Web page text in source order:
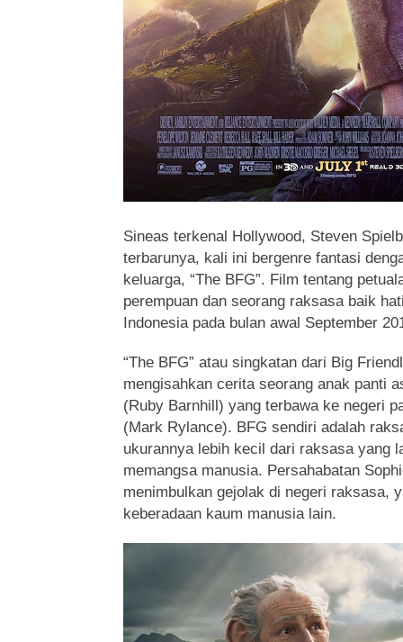
Sineas terkenal Hollywood, Steven
terbarunya, kali ini bergenre fantasi
keluarga, “The BFG”. Film tentang
perempuan dan seorang raksasa baik
Indonesia pada bulan awal September
“The BFG” atau singkatan dari Big
mengisahkan cerita seorang anak panti
(Ruby Barnhill) yang terbawa ke negeri
(Mark Rylance). BFG sendiri adalah
ukurannya lebih kecil dari raksasa yang
memangsa manusia. Persahabatan
menimbulkan gejolak di negeri raksasa,
keberadaan kaum manusia lain.